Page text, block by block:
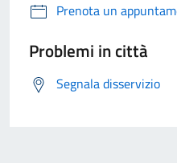
Prenota un
Problemi in città
Segnala disservizio